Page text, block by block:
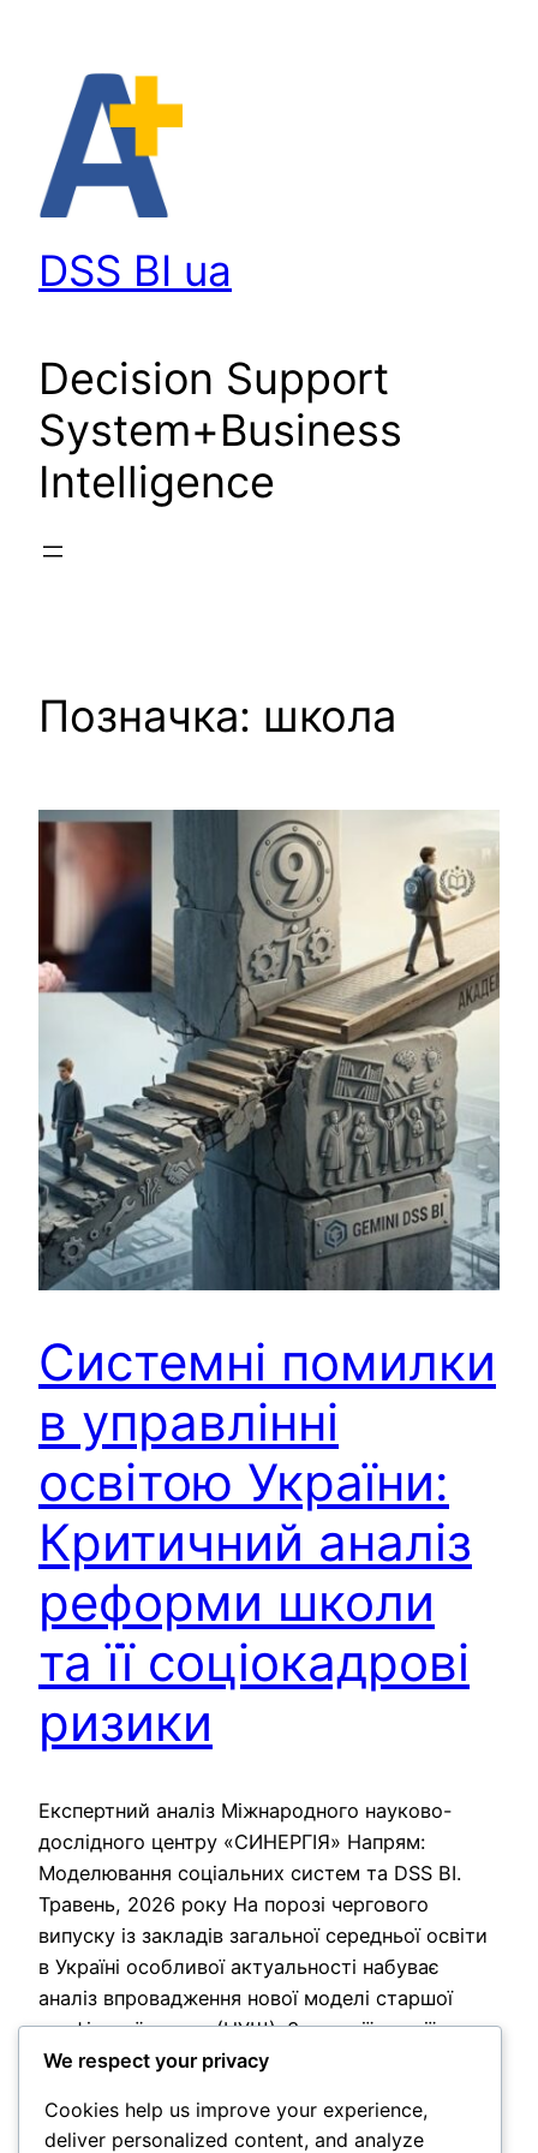
DSS BI ua
Decision Support
System+Business
Intelligence
Позначка: школа
Системні помилки
в управлінні
освітою України:
Критичний аналіз
реформи школи
та її соціокадрові
ризики
Експертний аналіз Міжнародного науково-
дослідного центру «СИНЕРГІЯ» Напрям:
Моделювання соціальних систем та DSS BI.
Травень, 2026 року На порозі чергового
випуску із закладів загальної середньої освіти
в Україні особливої актуальності набуває
аналіз впровадження нової моделі старшої
профільної школи (НУШ). З позиції теорії
управління та системного аналізу, поточний
скорочення класичного 11-річного (а…
We respect your privacy
Cookies help us improve your experience,
deliver personalized content, and analyze